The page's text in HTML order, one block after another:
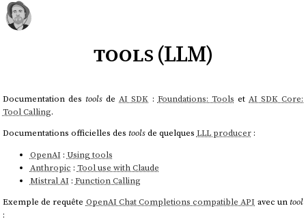
tools (LLM)
Documentation destools deAI SDK : Foundations: Tools etAI SDK Core:
Tool Calling.
Documentations officielles des toolsde quelques LLL producer:
OpenAI : Using tools
Anthropic : Tool use with Claude
Mistral AI : Function Calling
Exemple de requête OpenAI Chat Completions compatible API avec untool
: